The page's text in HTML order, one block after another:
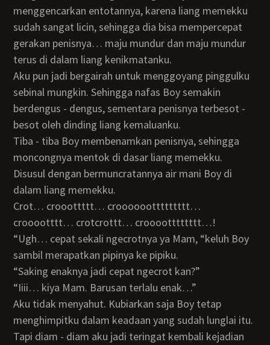
menggencarkan entotannya, karena liang memekku
sudah sangat licin, sehingga dia bisa mempercepat
gerakan penisnya… maju mundur dan maju mundur
terus di dalam liang kenikmatanku.
Aku pun jadi bergairah untuk menggoyang pinggulku
sebinal mungkin. Sehingga nafas Boy semakin
berdengus - dengus, sementara penisnya terbesot -
besot oleh dinding liang kemaluanku.
Tiba - tiba Boy membenamkan penisnya, sehingga
moncongnya mentok di dasar liang memekku.
Disusul dengan bermuncratannya air mani Boy di
dalam liang memekku.
Crot… crooottttt… croooooottttttttt…
crooootttt… crotcrottt… crooootttttttt…!
“Ugh… cepat sekali ngecrotnya ya Mam, “keluh Boy
sambil merapatkan pipinya ke pipiku.
“Saking enaknya jadi cepat ngecrot kan?”
“Iiii… kiya Mam. Barusan terlalu enak…”
Aku tidak menyahut. Kubiarkan saja Boy tetap
menghimpitku dalam keadaan yang sudah lunglai itu.
Tapi diam - diam aku jadi teringat kembali kejadian